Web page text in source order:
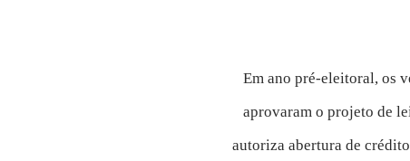
Em ano pré-eleitoral, os
aprovaram o projeto de
autoriza abertura de